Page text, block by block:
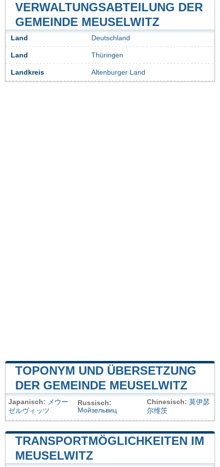
VERWALTUNGSABTEILUNG DER
GEMEINDE MEUSELWITZ
Land Deutschland
Land Thüringen
Landkreis Altenburger Land
TOPONYM UND ÜBERSETZUNG
DER GEMEINDE MEUSELWITZ
Japanisch: メウー
ゼルヴィッツ
Russisch:
Мойзельвиц
Chinesisch: 莫伊瑟
尔维茨
TRANSPORTMÖGLICHKEITEN IM
MEUSELWITZ